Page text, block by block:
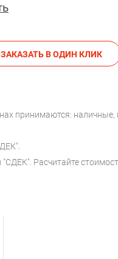
ЗАКАЗАТЬ В ОДИН КЛИК
принимаются:
Расчитайте